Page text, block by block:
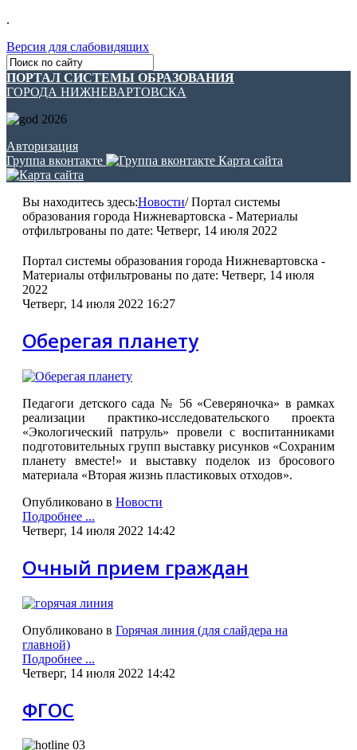
.
Версия для слабовидящих
ПОРТАЛ СИСТЕМЫ ОБРАЗОВАНИЯ
ГОРОДА НИЖНЕВАРТОВСКА
Авторизация
Группа вконтакте
Карта сайта
Вы находитесь здесь:Новости/Портал системы
образования города Нижневартовска - Материалы
отфильтрованы по дате: Четверг, 14 июля 2022
Портал системы образования города Нижневартовска -
Материалы отфильтрованы по дате: Четверг, 14 июля
2022
Четверг, 14 июля 2022 16:27
Оберегая планету
Педагоги детского сада № 56 «Северяночка» в рамках
реализации практико-исследовательского проекта
«Экологический патруль» провели с воспитанниками
подготовительных групп выставку рисунков «Сохраним
планету вместе!» и выставку поделок из бросового
материала «Вторая жизнь пластиковых отходов».
Опубликовано в Новости
Подробнее ...
Четверг, 14 июля 2022 14:42
Очный прием граждан
Опубликовано в Горячая линия (для слайдера на
главной)
Подробнее ...
Четверг, 14 июля 2022 14:42
ФГОС